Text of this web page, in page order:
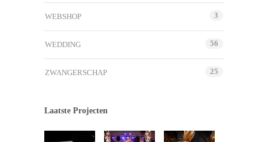
WEBSHOP 3
WEDDING 56
ZWANGERSCHAP 25
Laatste Projecten